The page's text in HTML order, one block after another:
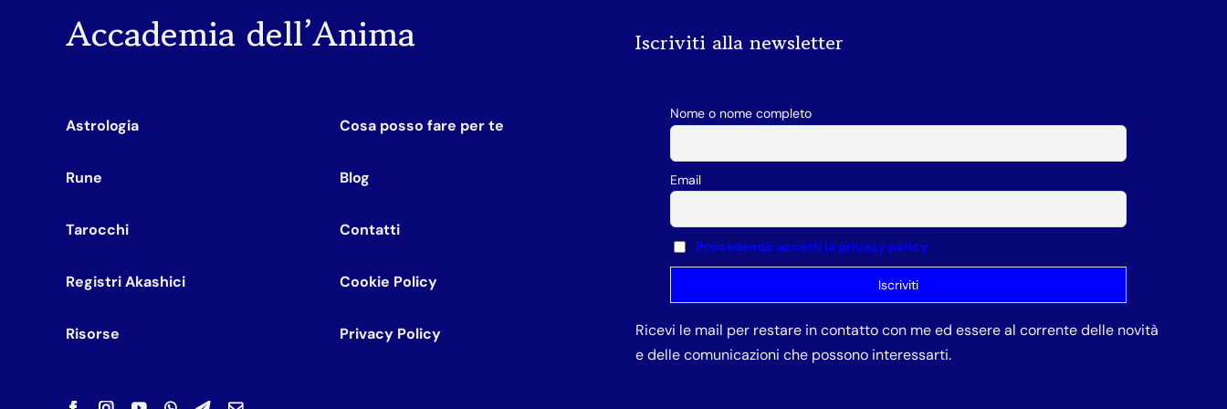
Accademia dell’Anima
Astrologia
Rune
Tarocchi
Registri Akashici
Risorse
Cosa posso fare per te
Blog
Contatti
Cookie Policy
Privacy Policy
Iscriviti alla newsletter
Nome o nome completo
Email
Procedendo accetti la privacy policy
Ricevi le mail per restare in contatto con me ed essere al corrente delle novità
e delle comunicazioni che possono interessarti.